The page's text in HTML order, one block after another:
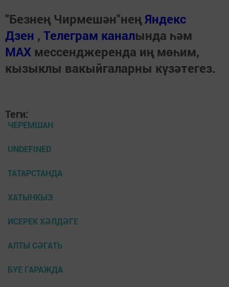
"Безнең Чирмешән"неңЯндекс
Дзен , Телеграм каналында һәм
МАХ мессенджеренда иң мөһим,
кызыклы вакыйгаларны күзәтегез.
Теги:
ЧЕРЕМШАН
UNDEFINED
ТАТАРСТАНДА
ХАТЫНКЫЗ
ИСЕРЕК ХӘЛДӘГЕ
АЛТЫ СӘГАТЬ
БУЕ ГАРАЖДА